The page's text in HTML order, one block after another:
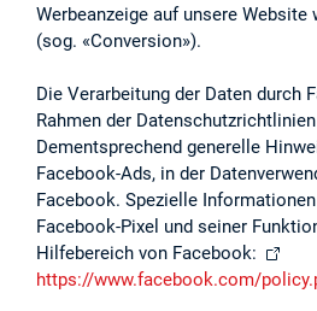
Werbeanzeige auf unsere
(sog. «Conversion»).
Die Verarbeitung der Daten durch
Rahmen der
Dementsprechend generelle
Facebook-Ads, in der
Facebook. Spezielle
Facebook-Pixel und seiner
Hilfebereich von Facebook:
https://www.facebook.com/